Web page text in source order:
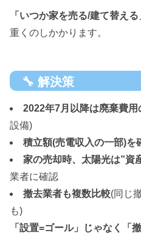
「いつか家を売る/建て替える
重くのしかかります。
🔧 解決策
2022年7月以降は廃棄費用
設備)
積立額(売電収入の一部)を
家の売却時、太陽光は”資
業者に確認
撤去業者も複数比較(同じ
も)
「設置=ゴール」じゃなく「